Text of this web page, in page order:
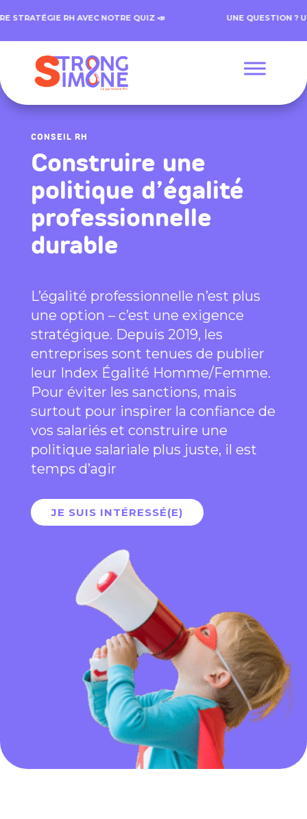
STRATÉGIE RH AVEC NOTRE QUIZ 📣 UNE QUESTION ?
CONSEIL RH
Construire une
politique d’égalité
professionnelle
durable
L’égalité professionnelle n’est plus
une option – c’est une exigence
stratégique. Depuis 2019, les
entreprises sont tenues de publier
leur Index Égalité Homme/Femme.
Pour éviter les sanctions, mais
surtout pour inspirer la confiance de
vos salariés et construire une
politique salariale plus juste, il est
temps d’agir
JE SUIS INTÉRESSÉ(E)